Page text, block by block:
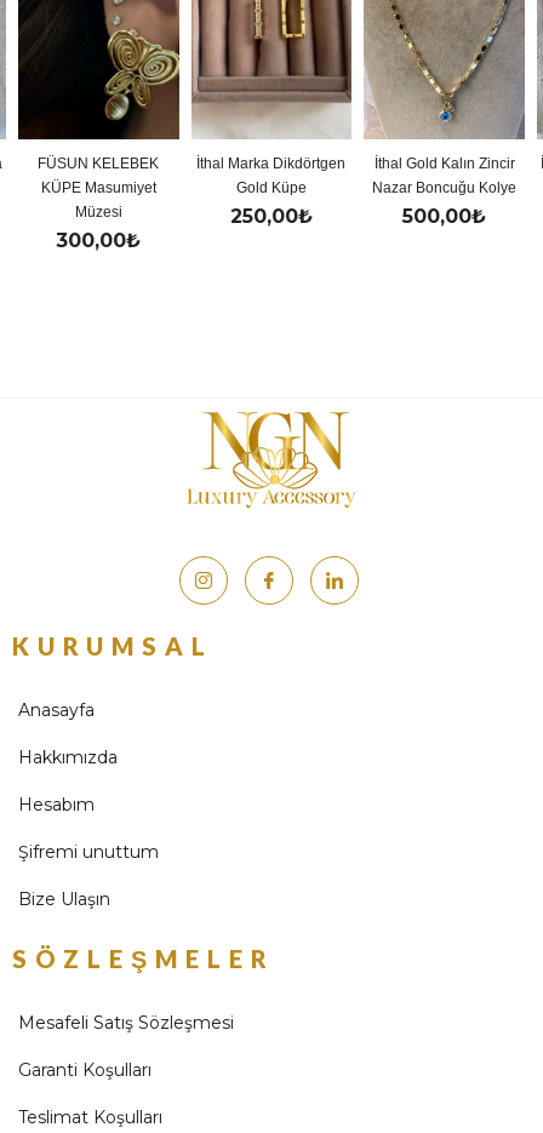
İthal Marka Dikdörtgen
Gold Küpe
250,00
İthal Gold Kalın Zincir
Nazar Boncuğu Kolye
500,00
İthal Gold Renkli
Y Kolye
500,00
KURUMSAL
Anasayfa
Hakkımızda
Hesabım
Şifremi unuttum
Bize Ulaşın
SÖZLEŞMELER
Mesafeli Satış Sözleşmesi
Garanti Koşulları
Teslimat Koşulları